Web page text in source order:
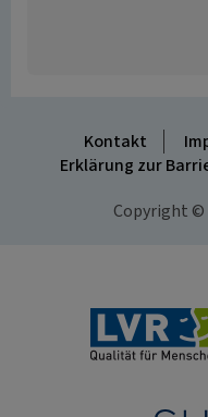
Kontakt
Erklärung zur
Copyright ©